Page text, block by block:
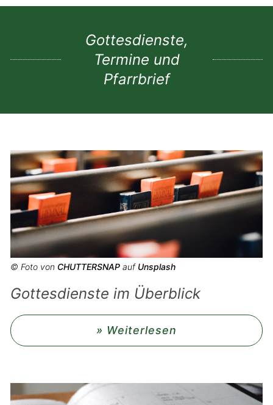
Gottesdienste,
Termine und
Pfarrbrief
© Foto von CHUTTERSNAP auf Unsplash
Gottesdienste im Überblick
» Weiterlesen